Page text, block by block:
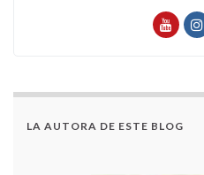
LA AUTORA DE ESTE BLOG